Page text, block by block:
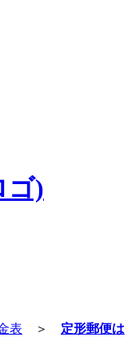
表 ＞ 定形郵便は